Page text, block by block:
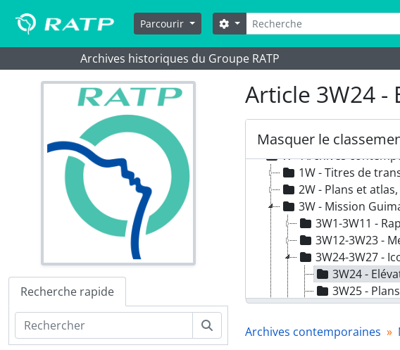
Skip to main content
Parcourir
Rechercher
Options de recherche
Archives historiques du Groupe RATP
Recherche rapide
Rechercher
Article 3W24
Masquer le
W - Archives
1W - Titres de
2W - Plans et
3W - Mission
3W1-3W11 -
3W12-3W23 -
3W24-3W27 -
3W24 -
3W25 -
3W26 -
3W27 -
3W28-3W30 -
Archives contemporaines